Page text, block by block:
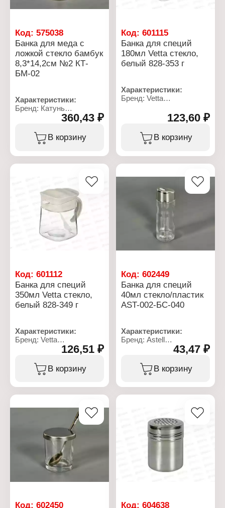
Упаковка: в коробке
Код: 575038
Банка для меда с
ложкой стекло бамбук
8,3*14,2см №2 КТ-
БМ-02
Характеристики:
Бренд: Катунь
Артикул: КТ-БМ-02
Назначение: для меда
Комплектация: с ложкой
360,43 ₽
В корзину
Код:601115
Банка для специй
180мл Vetta стекло,
белый 828-353 г
Характеристики:
Бренд: Vetta
Тип товара: Банка
Назначение: для специй
Комплектация: с
крышкой
Материал: стекло,
пластик
Цвет крышки: белый
Размер упаковки:
9,1х7,1х13,5 см
123,60 ₽
В корзину
Код: 601112
Банка для специй
350мл Vetta стекло,
белый 828-349 г
Характеристики:
Бренд: Vetta
Артикул: 828-349
Назначение: для специй
Комплектация: с
пластик
Цвет крышки: белый
Упаковка: в коробке
Размер упаковки:
12,1х9х12 см
126,51 ₽
В корзину
Код:602449
Банка для специй
40мл стекло/пластик
AST-002-БС-040
Характеристики:
Бренд: Astell
Артикул: AST-002-
Тип товара: Банка
Назначение: для специй
Цвет крышки: хром
43,47 ₽
В корзину
Код: 602450 Код:604638